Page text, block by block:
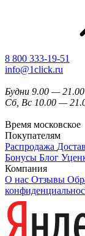
8 800 333-19-51
info@1click.ru
Будни 9.00 — 21.00
Сб, Вс 10.00 —
Время московское
Покупателям
Распродажа
Бонусы Блог
Компания
О нас Отзывы